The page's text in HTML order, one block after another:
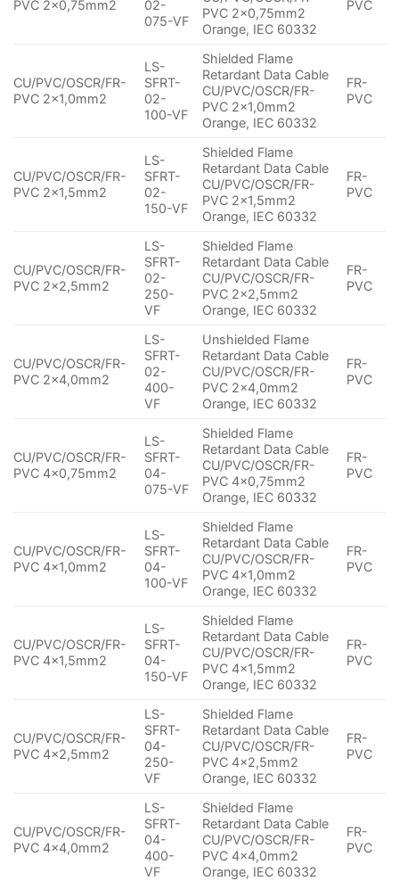
PVC 2×0,75mm2
02-
075-VF
PVC 2×0,75mm2
Orange, IEC 60332
PVC
CU/PVC/OSCR/FR-
PVC 2×1,0mm2
LS-
SFRT-
02-
100-VF
Shielded Flame
Retardant Data Cable
CU/PVC/OSCR/FR-
PVC 2×1,0mm2
Orange, IEC 60332
FR-
PVC
CU/PVC/OSCR/FR-
PVC 2×1,5mm2
LS-
SFRT-
02-
150-VF
Shielded Flame
Retardant Data Cable
CU/PVC/OSCR/FR-
PVC 2×1,5mm2
Orange, IEC 60332
FR-
PVC
CU/PVC/OSCR/FR-
PVC 2×2,5mm2
LS-
SFRT-
02-
250-
VF
Shielded Flame
Retardant Data Cable
CU/PVC/OSCR/FR-
PVC 2×2,5mm2
Orange, IEC 60332
FR-
PVC
CU/PVC/OSCR/FR-
PVC 2×4,0mm2
LS-
SFRT-
02-
400-
VF
Unshielded Flame
Retardant Data Cable
CU/PVC/OSCR/FR-
PVC 2×4,0mm2
Orange, IEC 60332
FR-
PVC
CU/PVC/OSCR/FR-
PVC 4×0,75mm2
LS-
SFRT-
04-
075-VF
Shielded Flame
Retardant Data Cable
CU/PVC/OSCR/FR-
PVC 4×0,75mm2
Orange, IEC 60332
FR-
PVC
CU/PVC/OSCR/FR-
PVC 4×1,0mm2
LS-
SFRT-
04-
100-VF
Shielded Flame
Retardant Data Cable
CU/PVC/OSCR/FR-
PVC 4×1,0mm2
Orange, IEC 60332
FR-
PVC
CU/PVC/OSCR/FR-
PVC 4×1,5mm2
LS-
SFRT-
04-
150-VF
Shielded Flame
Retardant Data Cable
CU/PVC/OSCR/FR-
PVC 4×1,5mm2
Orange, IEC 60332
FR-
PVC
CU/PVC/OSCR/FR-
PVC 4×2,5mm2
LS-
SFRT-
04-
250-
VF
Shielded Flame
Retardant Data Cable
CU/PVC/OSCR/FR-
PVC 4×2,5mm2
Orange, IEC 60332
FR-
PVC
CU/PVC/OSCR/FR-
PVC 4×4,0mm2
LS-
SFRT-
04-
400-
VF
Shielded Flame
Retardant Data Cable
CU/PVC/OSCR/FR-
PVC 4×4,0mm2
Orange, IEC 60332
FR-
PVC